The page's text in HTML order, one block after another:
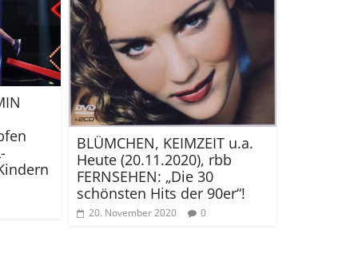
BLÜMCHEN, KEIMZEIT u.a.
Heute (20.11.2020), rbb
FERNSEHEN: „Die 30
schönsten Hits der 90er“!
20. November 2020 0